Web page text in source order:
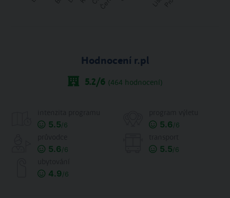
Hodnocení r.pl
5.2/6 (464 hodnocení)
5.5/6 5.6/6
5.6/6 5.5/6
4.9/6